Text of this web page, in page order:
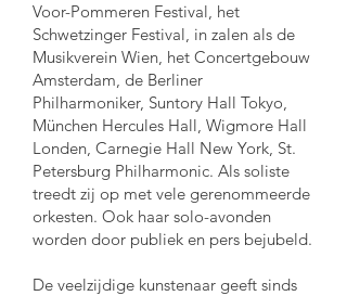
Voor-Pommeren Festival, het
Schwetzinger Festival, in zalen als de
Musikverein Wien, het Concertgebouw
Amsterdam, de Berliner
Philharmoniker, Suntory Hall Tokyo,
München Hercules Hall, Wigmore Hall
Londen, Carnegie Hall New York, St.
Petersburg Philharmonic. Als soliste
treedt zij op met vele gerenommeerde
orkesten. Ook haar solo-avonden
worden door publiek en pers bejubeld.
De veelzijdige kunstenaar geeft sinds